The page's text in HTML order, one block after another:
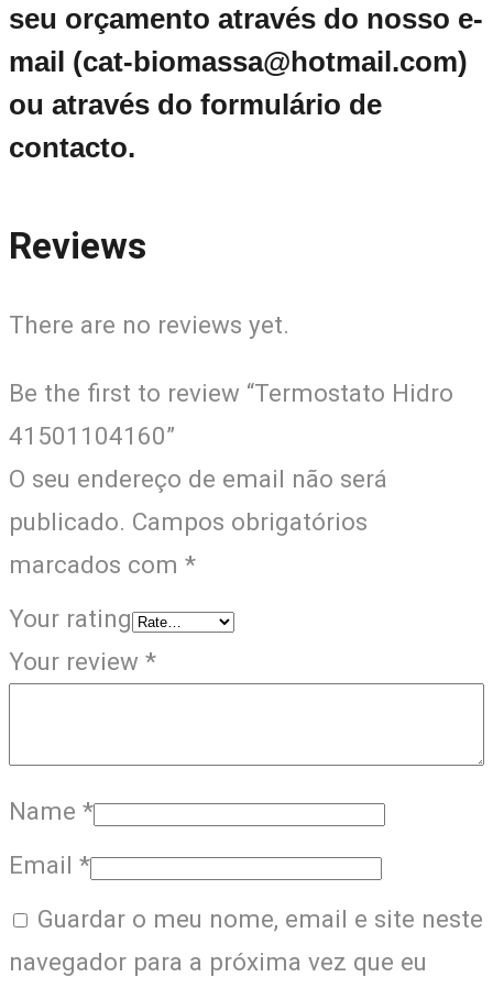
seu orçamento através do nosso e-
mail (cat-biomassa@hotmail.com)
ou através do formulário de
contacto.
Reviews
There are no reviews yet.
Be the first to review “Termostato Hidro
41501104160”
O seu endereço de email não será
publicado. Campos obrigatórios
marcados com *
Your rating
Your review *
Name *
Email *
Guardar o meu nome, email e site neste
navegador para a próxima vez que eu